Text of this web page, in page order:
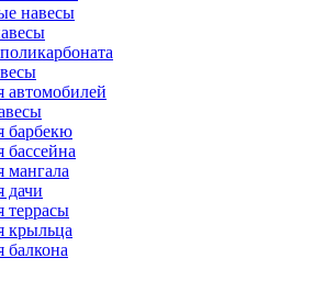
навесы
автомобилей
барбекю
бассейна
мангала
дачи
террасы
крыльца
балкона